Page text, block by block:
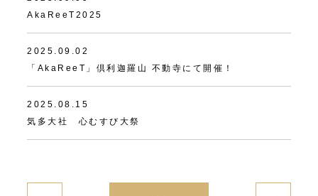
AkaReeT2025
2025.09.02
「AkaReeT」倶利迦羅山 不動寺にて開催！
2025.08.15
気多大社 心むすび大祭